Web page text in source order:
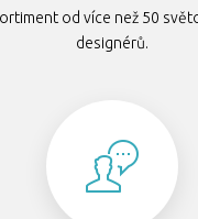
od více než 50
designérů.